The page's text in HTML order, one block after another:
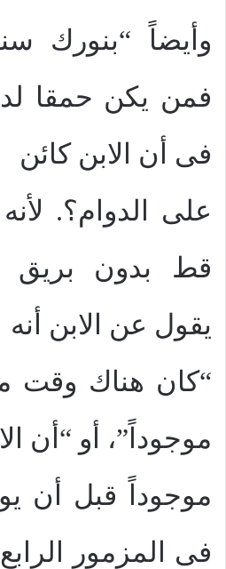
فمن يكن حمقا
فى أن الابن كائن
على الدوام؟.
قط بدون بريق
يقول عن الابن أنه
“كان هناك وقت
موجوداً”، أو “أن
موجوداً قبل أن
فى المزمور